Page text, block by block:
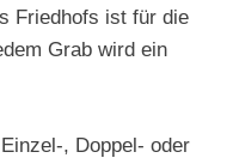
Friedhofs ist für die
Grab wird ein
, Doppel- oder